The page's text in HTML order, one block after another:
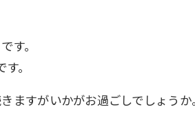
す。
。
ますがいかがお過ごしでしょうか。